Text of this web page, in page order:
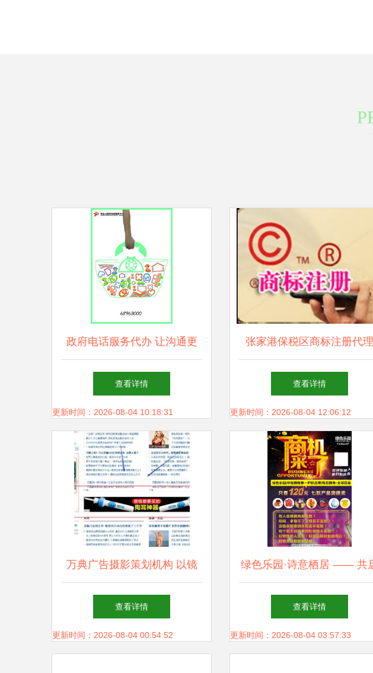
政府电话服务代办 让沟通更
便捷
查看详情
更新时间：2026-08-04 10:18:31
张家港保税区商标注册代理
秀利供应的专业广告设计与代
理服务解析
查看详情
更新时间：2026-08-04 12:06:12
万典广告摄影策划机构 以镜
头诠释服装之美，用创意引领
视觉风尚
查看详情
更新时间：2026-08-04 00:54:52
绿色乐园·诗意栖居 —— 共
自然与奢适并蓄的理想时代
查看详情
更新时间：2026-08-04 03:57:33